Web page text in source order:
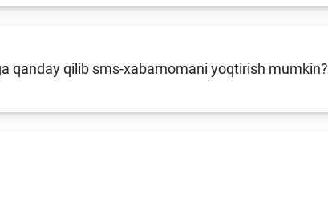
qanday qilib sms-xabarnomani yoqtirish mumkin?